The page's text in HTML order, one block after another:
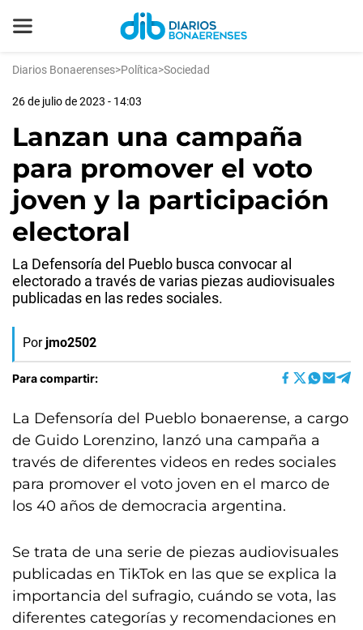
Diarios Bonaerenses>Política>Sociedad
26 de julio de 2023 - 14:03
Lanzan una campaña
para promover el voto
joven y la participación
electoral
La Defensoría del Pueblo busca convocar al
electorado a través de varias piezas audiovisuales
publicadas en las redes sociales.
Por jmo2502
Para compartir:
La Defensoría del Pueblo bonaerense, a cargo
de Guido Lorenzino, lanzó una campaña a
través de diferentes videos en redes sociales
para promover el voto joven en el marco de
los 40 años de democracia argentina.
Se trata de una serie de piezas audiovisuales
publicadas en TikTok en las que se explica la
importancia del sufragio, cuándo se vota, las
diferentes categorías y recomendaciones en